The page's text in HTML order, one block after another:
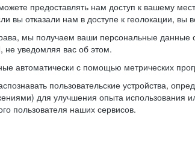
предоставлять нам доступ к вашему
вы отказали нам в доступе к геолокации,
мы получаем ваши персональные данные
уведомляя вас об этом.
автоматически с помощью метрических
пользовательские устройства,
для улучшения опыта
пользователя наших сервисов.